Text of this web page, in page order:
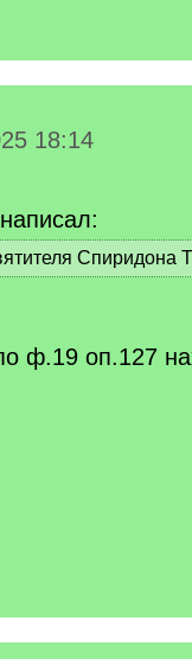
18:14
Спиридона
ф.19 оп.127